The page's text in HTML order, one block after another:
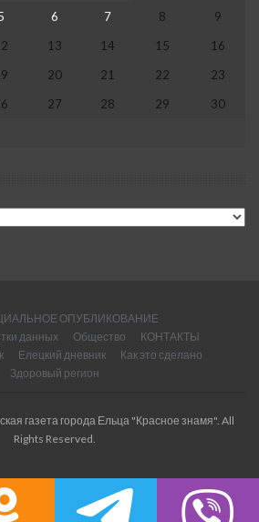
6 7 8
9
13 14 15
16
20 21 22
23
27 28 29
30
ОПУБЛИКОВАНИЕ
данных
Общество
КОНТАКТЫ
Елецкий дневник
Как это сделано
Здоровый регион
газета города Ельца "Красное знамя". All
Rights Reserved.